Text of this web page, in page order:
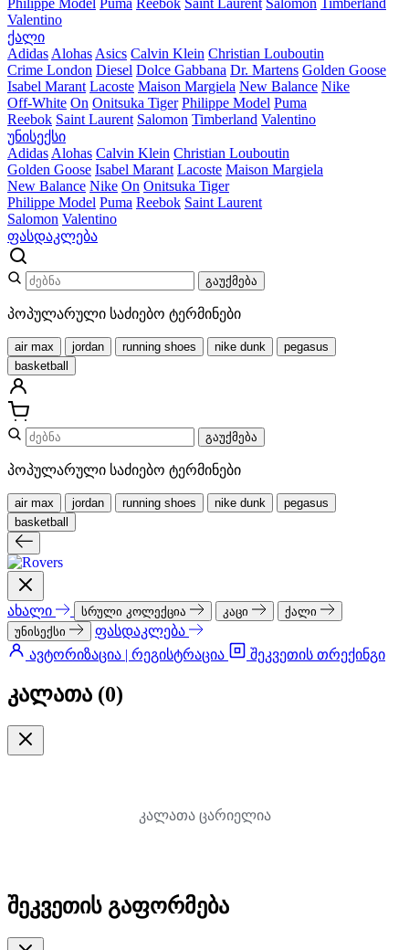
Philippe Model Puma Reebok Saint Laurent Salomon Timberland
Valentino
ქალი
Adidas Alohas Asics Calvin Klein Christian Louboutin
Crime London Diesel Dolce Gabbana Dr. Martens Golden Goose
Isabel Marant Lacoste Maison Margiela New Balance Nike
Off-White On Onitsuka Tiger Philippe Model Puma
Reebok Saint Laurent Salomon Timberland Valentino
უნისექსი
Adidas Alohas Calvin Klein Christian Louboutin
Golden Goose Isabel Marant Lacoste Maison Margiela
New Balance Nike On Onitsuka Tiger
Philippe Model Puma Reebok Saint Laurent
Salomon Valentino
ფასდაკლება
გაუქმება
პოპულარული საძიებო ტერმინები
air max jordan running shoes nike dunk
pegasus
basketball
გაუქმება
პოპულარული საძიებო ტერმინები
air max jordan running shoes nike dunk
pegasus
basketball
ახალი სრული კოლექცია კაცი
ქალი
უნისექსი
ფასდაკლება
ავტორიზაცია | რეგისტრაცია
შეკვეთის თრექინგი
კალათა (0)
კალათა ცარიელია
შეკვეთის გაფორმება